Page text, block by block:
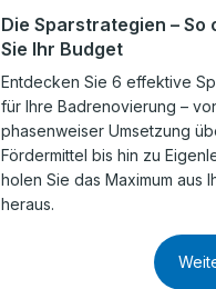
Die Sparstrategien – So
Sie Ihr Budget
Entdecken Sie 6 effektive
für Ihre Badrenovierung –
phasenweiser Umsetzung
Fördermittel bis hin zu
holen Sie das Maximum aus
heraus.